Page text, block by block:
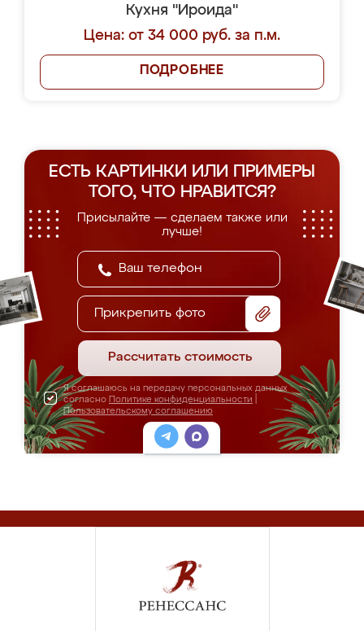
Кухня "Ироида"
Цена: от 34 000 руб. за п.м.
ПОДРОБНЕЕ
ЕСТЬ КАРТИНКИ ИЛИ ПРИМЕРЫ
ТОГО, ЧТО НРАВИТСЯ?
Присылайте — сделаем также или
лучше!
Прикрепить фото
Рассчитать стоимость
Я соглашаюсь на передачу персональных данных
согласно Политике конфиденциальности
Пользовательскому соглашению